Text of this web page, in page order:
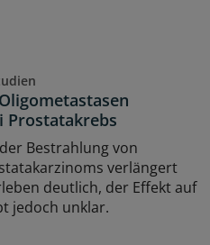
Prostatakrebs
Bestrahlung von
verlängert
deutlich, der Effekt auf
jedoch unklar.